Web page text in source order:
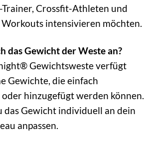
Crossfit-Athleten und
Workouts intensivieren möchten.
das Gewicht der Weste an?
Gewichtsweste verfügt
Gewichte, die einfach
hinzugefügt werden können.
das Gewicht individuell an dein
anpassen.